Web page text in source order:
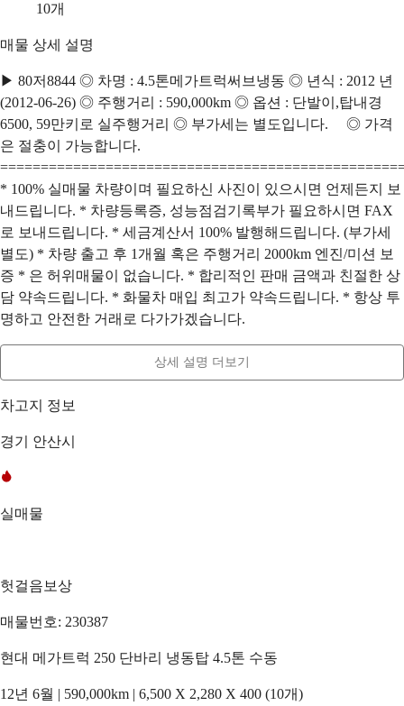
10개
매물 상세 설명
▶ 80저8844 ◎ 차명 : 4.5톤메가트럭써브냉동 ◎ 년식 : 2012 년
(2012-06-26) ◎ 주행거리 : 590,000km ◎ 옵션 : 단발이,탑내경
6500, 59만키로 실주행거리 ◎ 부가세는 별도입니다. ◎ 가격
은 절충이 가능합니다.
* 100% 실매물 차량이며 필요하신 사진이 있으시면 언제든지 보
내드립니다. * 차량등록증, 성능점검기록부가 필요하시면 FAX
로 보내드립니다. * 세금계산서 100% 발행해드립니다. (부가세
별도) * 차량 출고 후 1개월 혹은 주행거리 2000km 엔진/미션 보
증 * 은 허위매물이 없습니다. * 합리적인 판매 금액과 친절한 상
담 약속드립니다. * 화물차 매입 최고가 약속드립니다. * 항상 투
명하고 안전한 거래로 다가가겠습니다.
상세 설명 더보기
차고지 정보
경기 안산시
실매물
헛걸음보상
매물번호: 230387
현대 메가트럭 250 단바리 냉동탑 4.5톤 수동
12년 6월 | 590,000km | 6,500 X 2,280 X 400 (10개)